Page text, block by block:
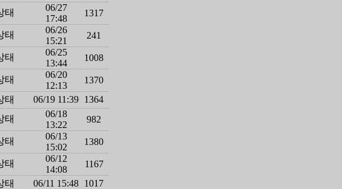
태
06/27
17:48
1317
태
06/26
15:21
241
태
06/25
13:44
1008
태
06/20
12:13
1370
태 06/19 11:39 1364
태
06/18
13:22
982
태
06/13
15:02
1380
태
06/12
14:08
1167
태 06/11 15:48 1017